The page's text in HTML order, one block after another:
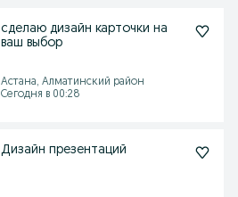
сделаю дизайн карточки на
ваш выбор
Астана, Алматинский район
Сегодня в 00:28
Дизайн презентаций